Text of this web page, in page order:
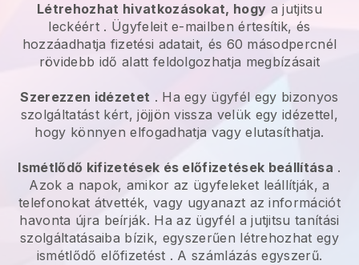
Létrehozhat hivatkozásokat, hogy a jutjitsu
leckéért . Ügyfeleit e-mailben értesítik, és
hozzáadhatja fizetési adatait, és 60 másodpercnél
rövidebb idő alatt feldolgozhatja megbízásait
Szerezzen idézetet . Ha egy ügyfél egy bizonyos
szolgáltatást kért, jöjjön vissza velük egy idézettel,
hogy könnyen elfogadhatja vagy elutasíthatja.
Ismétlődő kifizetések és előfizetések beállítása .
Azok a napok, amikor az ügyfeleket leállítják, a
telefonokat átvették, vagy ugyanazt az információt
havonta újra beírják. Ha az ügyfél a jutjitsu tanítási
szolgáltatásaiba bízik, egyszerűen létrehozhat egy
ismétlődő előfizetést . A számlázás egyszerű.